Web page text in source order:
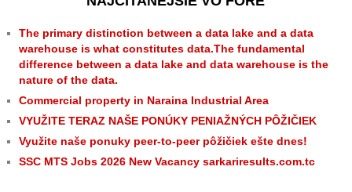
The primary distinction between a data lake and a data
warehouse is what constitutes data.The fundamental
difference between a data lake and data warehouse is the
nature of the data.
Commercial property in Naraina Industrial Area
VYUŽITE TERAZ NAŠE PONÚKY PENIAŽNÝCH PÔŽIČIEK
Využite naše ponuky peer-to-peer pôžičiek ešte dnes!
SSC MTS Jobs 2026 New Vacancy sarkariresults.com.tc